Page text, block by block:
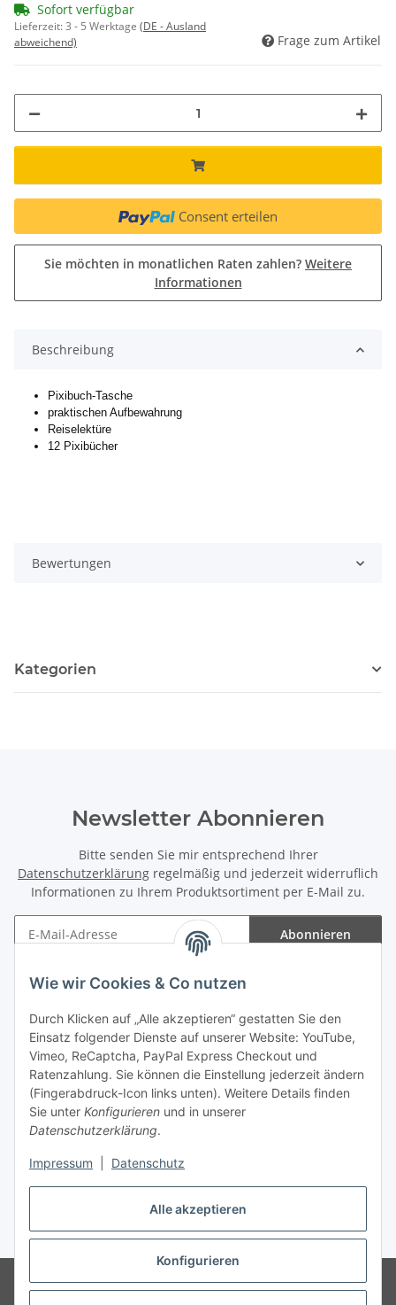
Alle akzeptieren
Konfigurieren
Wie wir Cookies & Co nutzen
Durch Klicken auf „Alle akzeptieren“ gestatten Sie den
Einsatz folgender Dienste auf unserer Website: YouTube,
Vimeo, ReCaptcha, PayPal Express Checkout und
Ratenzahlung. Sie können die Einstellung jederzeit ändern
(Fingerabdruck-Icon links unten). Weitere Details finden
Sie unter Konfigurieren und in unserer
Datenschutzerklärung.
Impressum Datenschutz
Sofort verfügbar
Lieferzeit:3 - 5 Werktage (DE - Ausland
abweichend)
Frage zum Artikel
Consent erteilen
Sie möchten in monatlichen Raten zahlen? Weitere
Informationen
Beschreibung
Pixibuch-Tasche
praktischen Aufbewahrung
Reiselektüre
12 Pixibücher
Bewertungen
Kategorien
Newsletter Abonnieren
Bitte senden Sie mir entsprechend Ihrer
Datenschutzerklärung regelmäßig und jederzeit widerruflich
Informationen zu Ihrem Produktsortiment per E-Mail zu.
Abonnieren
Gesetzliche Informationen
Vertrag widerrufen
* Gemäß §19 UStG wird keine Umsatzsteuer berechnet, zzgl.Versand
© Wohlgefühl für Körper & Seele by Sabine Werner Besucherzähler:
794581 Endpreis zzgl. Versandkosten, gemäß §19 UStG wird keine